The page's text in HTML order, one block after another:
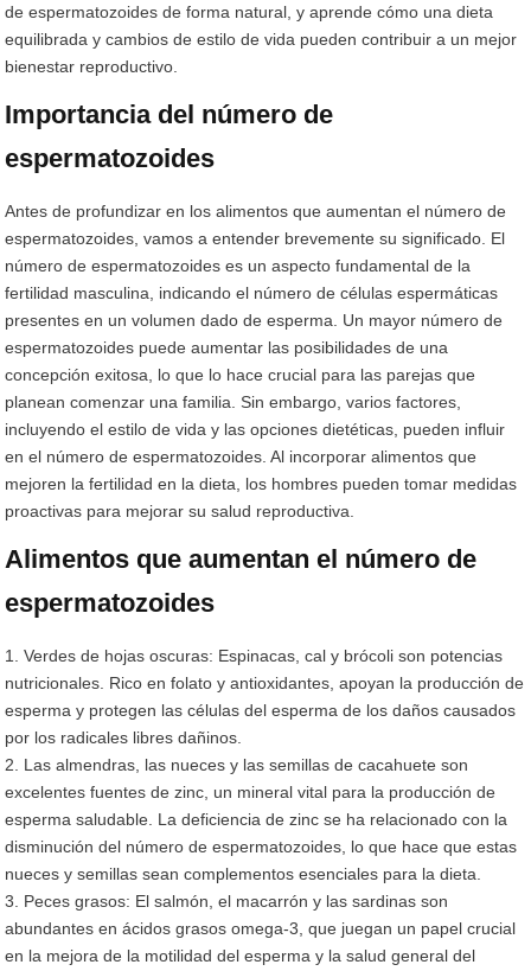
de espermatozoides de forma natural, y aprende cómo una dieta
equilibrada y cambios de estilo de vida pueden contribuir a un mejor
bienestar reproductivo.
Importancia del número de
espermatozoides
Antes de profundizar en los alimentos que aumentan el número de
espermatozoides, vamos a entender brevemente su significado. El
número de espermatozoides es un aspecto fundamental de la
fertilidad masculina, indicando el número de células espermáticas
presentes en un volumen dado de esperma. Un mayor número de
espermatozoides puede aumentar las posibilidades de una
concepción exitosa, lo que lo hace crucial para las parejas que
planean comenzar una familia. Sin embargo, varios factores,
incluyendo el estilo de vida y las opciones dietéticas, pueden influir
en el número de espermatozoides. Al incorporar alimentos que
mejoren la fertilidad en la dieta, los hombres pueden tomar medidas
proactivas para mejorar su salud reproductiva.
Alimentos que aumentan el número de
espermatozoides
1. Verdes de hojas oscuras: Espinacas, cal y brócoli son potencias
nutricionales. Rico en folato y antioxidantes, apoyan la producción de
esperma y protegen las células del esperma de los daños causados
por los radicales libres dañinos.
2. Las almendras, las nueces y las semillas de cacahuete son
excelentes fuentes de zinc, un mineral vital para la producción de
esperma saludable. La deficiencia de zinc se ha relacionado con la
disminución del número de espermatozoides, lo que hace que estas
nueces y semillas sean complementos esenciales para la dieta.
3. Peces grasos: El salmón, el macarrón y las sardinas son
abundantes en ácidos grasos omega-3, que juegan un papel crucial
en la mejora de la motilidad del esperma y la salud general del